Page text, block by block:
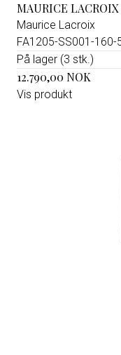
MAURICE
Maurice Lacroix
FA1205-SS001-160-
På lager (3 stk.)
12.790,00 NOK
Vis produkt